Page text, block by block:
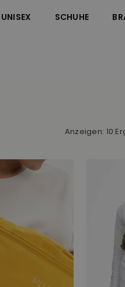
UNISEX SCHUHE
Anzeigen: 10